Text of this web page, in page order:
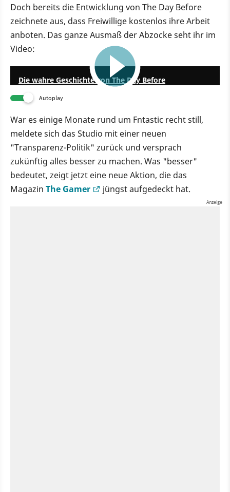
Doch bereits die Entwicklung von The Day Before
zeichnete aus, dass Freiwillige kostenlos ihre Arbeit
anboten. Das ganze Ausmaß der Abzocke seht ihr im
Video:
Die wahre Geschichte von The Day Before
Autoplay
War es einige Monate rund um Fntastic recht still,
meldete sich das Studio mit einer neuen
"Transparenz-Politik" zurück und versprach
zukünftig alles besser zu machen. Was "besser"
bedeutet, zeigt jetzt eine neue Aktion, die das
Magazin The Gamer jüngst aufgedeckt hat.